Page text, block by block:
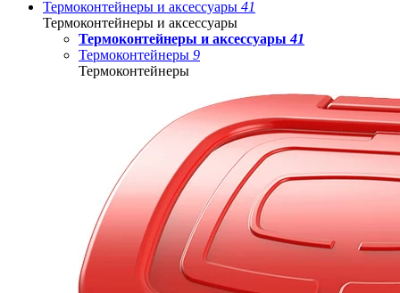
Термоконтейнеры и аксессуары 41
Термоконтейнеры и аксессуары
Термоконтейнеры и аксессуары 41
Термоконтейнеры 9
Термоконтейнеры